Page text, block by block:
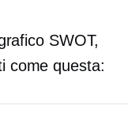
SWOT,
come questa: